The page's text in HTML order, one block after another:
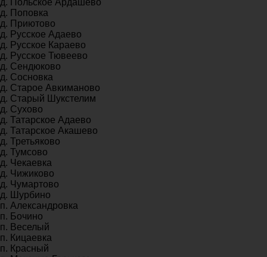
д. Поповка
д. Приютово
д. Русское Адаево
д. Русское Караево
д. Русское Тювеево
д. Сендюково
д. Сосновка
д. Старое Авкиманово
д. Старый Шукстелим
д. Сухово
д. Татарское Адаево
д. Татарское Акашево
д. Третьяково
д. Тумсово
д. Чекаевка
д. Чижиково
д. Чумартово
д. Шурбино
п. Александровка
п. Бочино
п. Веселый
п. Кицаевка
п. Красный